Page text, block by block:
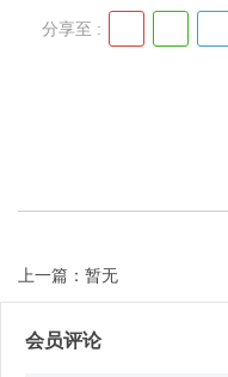
d
分享至 :
上一篇：暂无
会员评论